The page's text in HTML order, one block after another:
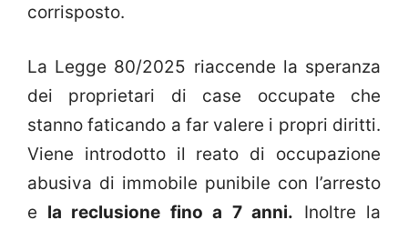
corrisposto.
La Legge 80/2025 riaccende la speranza
dei proprietari di case occupate che
stanno faticando a far valere i propri diritti.
Viene introdotto il reato di occupazione
abusiva di immobile punibile con l’arresto
e la reclusione fino a 7 anni. Inoltre la